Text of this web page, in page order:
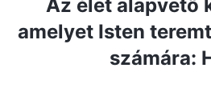
Az élet alapvető
amelyet Isten
számára: